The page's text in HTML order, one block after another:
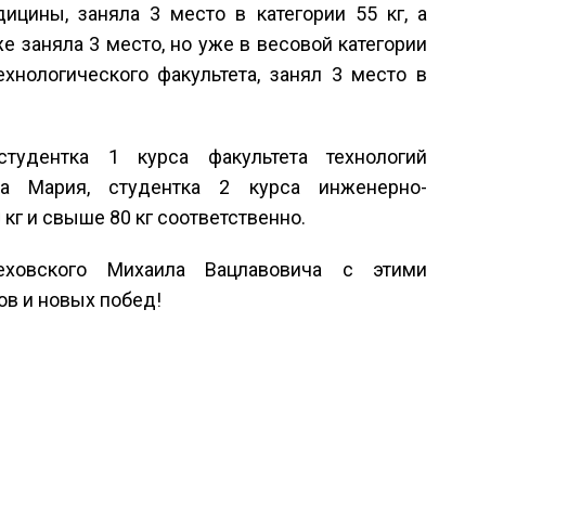
заняла 3 место в категории 55 кг, а
заняла 3 место, но уже в весовой категории
факультета, занял 3 место в
1 курса факультета технологий
Мария, студентка 2 курса инженерно-
кг и свыше 80 кг соответственно.
Михаила Вацлавовича с этими
и новых побед!